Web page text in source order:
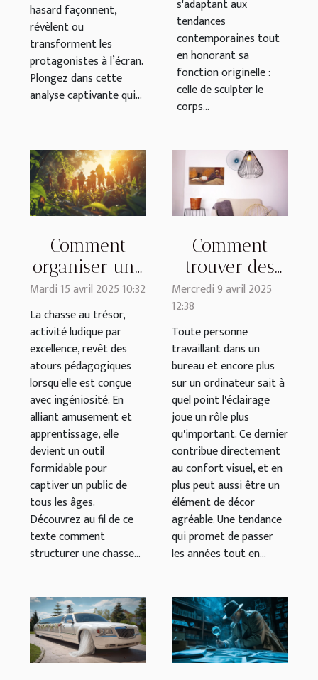
hasard façonnent,
révèlent ou
transforment les
protagonistes à l’écran.
Plongez dans cette
analyse captivante qui...
s'adaptant aux
tendances
contemporaines tout
en honorant sa
fonction originelle :
celle de sculpter le
corps...
Comment
organiser une
chasse au
trésor
éducative
pour tous les
âges
Mardi 15 avril 2025 10:32
La chasse au trésor,
activité ludique par
excellence, revêt des
atours pédagogiques
lorsqu'elle est conçue
avec ingéniosité. En
alliant amusement et
apprentissage, elle
devient un outil
formidable pour
captiver un public de
tous les âges.
Découvrez au fil de ce
texte comment
structurer une chasse...
Comment
trouver des
abat-jours en
adopter pour
mon bureau ?
Mercredi 9 avril 2025
12:38
Toute personne
travaillant dans un
bureau et encore plus
sur un ordinateur sait à
quel point l'éclairage
joue un rôle plus
qu'important. Ce dernier
contribue directement
au confort visuel, et en
plus peut aussi être un
élément de décor
agréable. Une tendance
qui promet de passer
les années tout en...